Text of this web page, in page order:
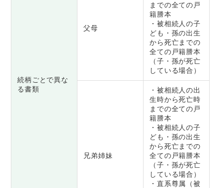
続柄ごとで異な
る書類
父母
までの全ての戸
籍謄本
・被相続人の子
ども・孫の出生
から死亡までの
全ての戸籍謄本
（子・孫が死亡
している場合）
兄弟姉妹
・被相続人の出
生時から死亡時
までの全ての戸
籍謄本
・被相続人の子
ども・孫の出生
から死亡までの
全ての戸籍謄本
（子・孫が死亡
している場合）
・直系尊属（被